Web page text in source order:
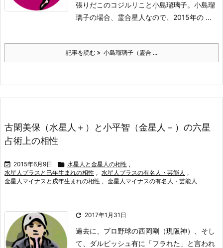
張りだこのコジルリこと小島瑠璃子。 小島瑠
璃子の場合、霊合星人なので、2015年の ...
記事を読む 小島瑠璃子（霊合 ...
古閑美保（水星人＋）と小平智（金星人－）の六星
占術上の相性
 2015年6月9日  水星人と金星人の相性 ,
水星人プラスと巳年生まれの相性 , 水星人プラスの有名人・芸能人 ,
金星人マイナスと戌年生まれの相性 , 金星人マイナスの有名人・芸能人
 2017年1月31日
過去に、プロ野球の西岡剛（現阪神）、そし
て、ダルビッシュ有に「フラれた」と言われ